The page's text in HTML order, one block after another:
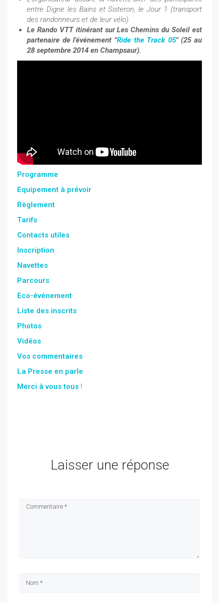
entre Digne les Bains et Sisteron, le Jour 1 (transport
des randonneurs et de leur vélo).
Le Rando VTT itinérant sur Les Chemins du Soleil est
partenaire de l'événement "Ride the Track 05" (25 au
28 septembre 2014 en Champsaur).
Programme
Equipement à prévoir
Règlement
Tarifs
Contacts utiles
Inscription
Navettes
Parcours
Eco-événement
Liste des inscrits
Photos
Vidéos
Vos commentaires
La Presse en parle
Merci à vous tous !
Laisser une réponse